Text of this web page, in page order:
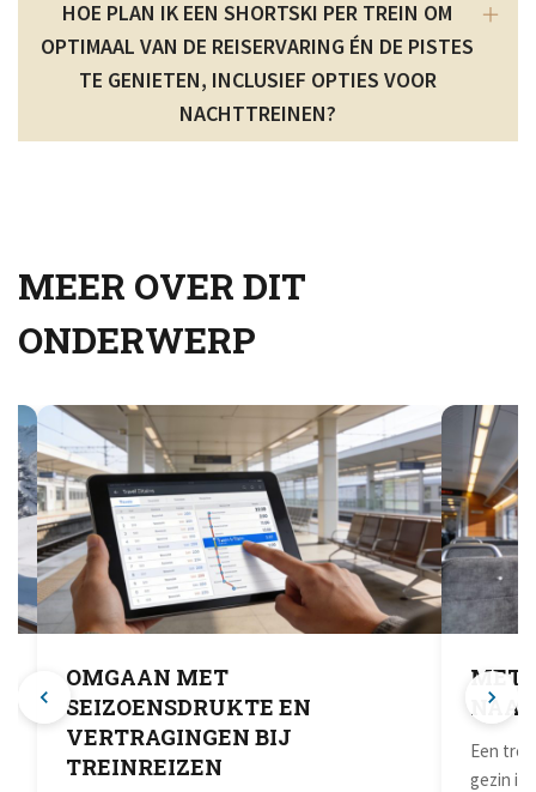
HOE PLAN IK EEN SHORTSKI PER TREIN OM
OPTIMAAL VAN DE REISERVARING ÉN DE PISTES
TE GENIETEN, INCLUSIEF OPTIES VOOR
NACHTTREINEN?
MEER OVER DIT
ONDERWERP
OMGAAN MET
SEIZOENSDRUKTE EN
VERTRAGINGEN BIJ
TREINREIZEN
MET
Een
gezin is